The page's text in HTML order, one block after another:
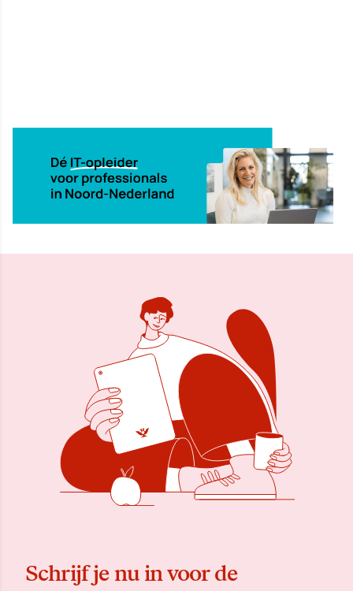
7 okt 2025, 09:33
Schrijf je nu in voor de